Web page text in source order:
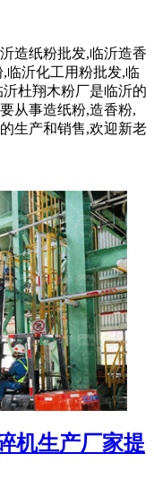
造纸粉批发,临沂造香
临沂化工用粉批发,临
杜翔木粉厂是临沂的
从事造纸粉,造香粉,
生产和销售,欢迎新老
机生产厂家提